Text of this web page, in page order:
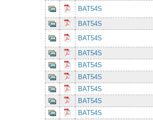
BAT54S
BAT54S
BAT54S
BAT54S
BAT54S
BAT54S
BAT54S
BAT54S
BAT54S